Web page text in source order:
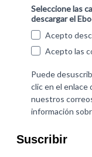
Suscribir